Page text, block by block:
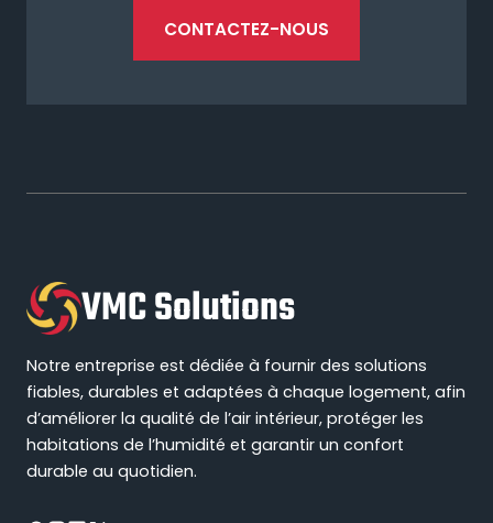
CONTACTEZ-NOUS
VMC Solutions
Notre entreprise est dédiée à fournir des solutions
fiables, durables et adaptées à chaque logement, afin
d’améliorer la qualité de l’air intérieur, protéger les
habitations de l’humidité et garantir un confort
durable au quotidien.